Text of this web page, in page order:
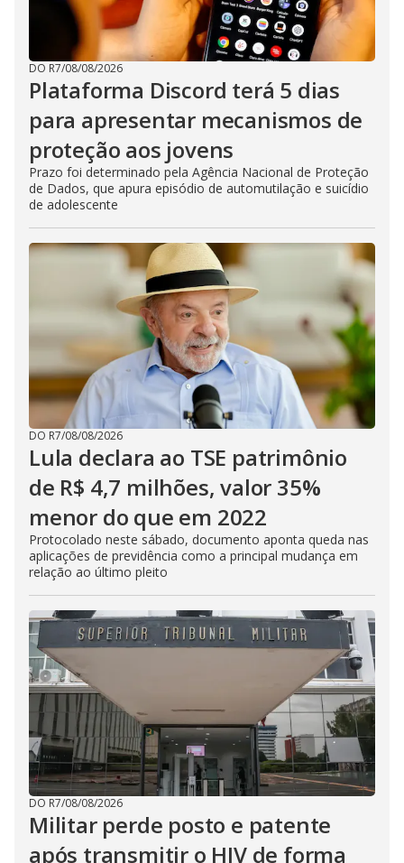
DO R7/08/08/2026
Plataforma Discord terá 5 dias
para apresentar mecanismos de
proteção aos jovens
Prazo foi determinado pela Agência Nacional de Proteção
de Dados, que apura episódio de automutilação e suicídio
de adolescente
DO R7/08/08/2026
Lula declara ao TSE patrimônio
de R$ 4,7 milhões, valor 35%
menor do que em 2022
Protocolado neste sábado, documento aponta queda nas
aplicações de previdência como a principal mudança em
relação ao último pleito
DO R7/08/08/2026
Militar perde posto e patente
após transmitir o HIV de forma